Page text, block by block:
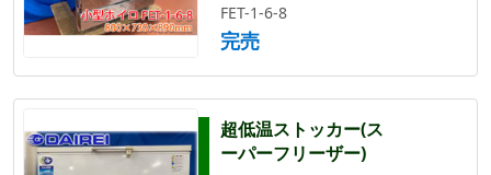
FET-1-6-8
完売
超低温ストッカー(ス
ーパーフリーザー)